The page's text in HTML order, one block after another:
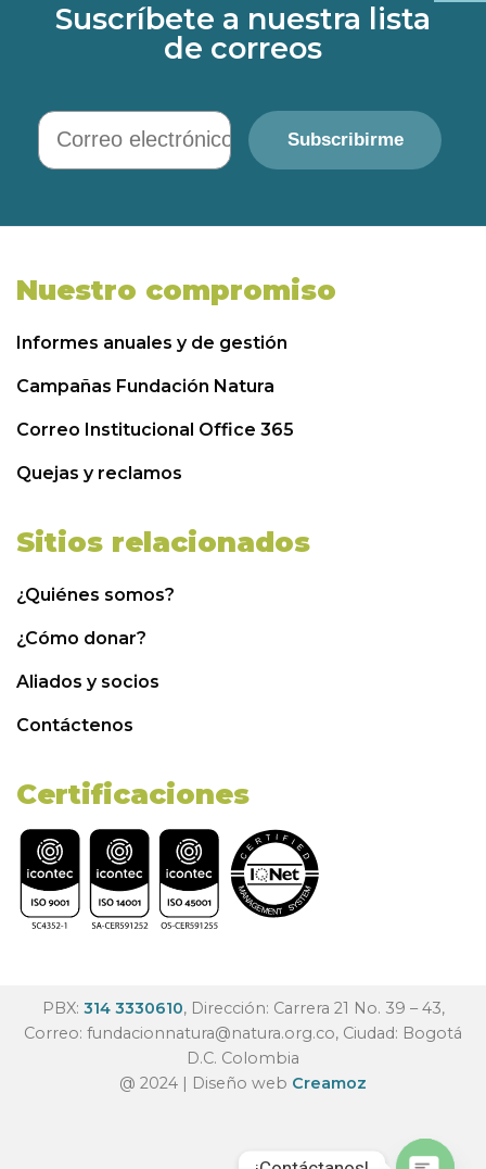
Suscríbete a nuestra lista
de correos
Correo electrónico
Subscribirme
Nuestro compromiso
Informes anuales y de gestión
Campañas Fundación Natura
Correo Institucional Office 365
Quejas y reclamos
Sitios relacionados
¿Quiénes somos?
¿Cómo donar?
Aliados y socios
Contáctenos
Certificaciones
PBX: 314 3330610, Dirección: Carrera 21 No. 39 – 43,
Correo: fundacionnatura@natura.org.co, Ciudad: Bogotá
D.C. Colombia
@ 2024 | Diseño web Creamoz